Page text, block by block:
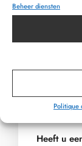
Beheer diensten
Politique
maandag
Heeft u
PREVIOUS ARTICLE